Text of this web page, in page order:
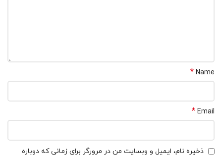
Name
*
Email
*
ذخیره نام، ایمیل و وبسایت من در مرورگر برای زمانی که دوباره